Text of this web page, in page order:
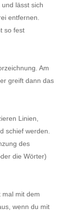
lässt sich
entfernen.
so fest
Am
greift dann das
Linien,
schief werden.
des
die Wörter)
mal mit dem
wenn du mit